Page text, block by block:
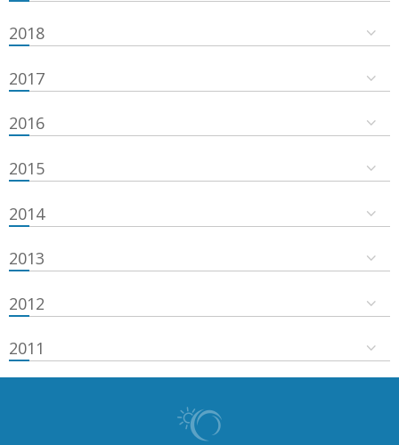
2018
2017
2016
2015
2014
2013
2012
2011